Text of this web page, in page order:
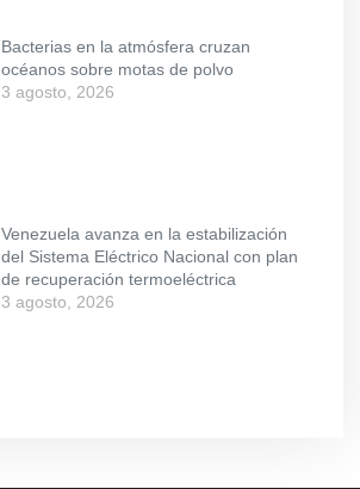
Bacterias en la atmósfera cruzan
océanos sobre motas de polvo
3 agosto, 2026
Venezuela avanza en la estabilización
del Sistema Eléctrico Nacional con plan
de recuperación termoeléctrica
3 agosto, 2026